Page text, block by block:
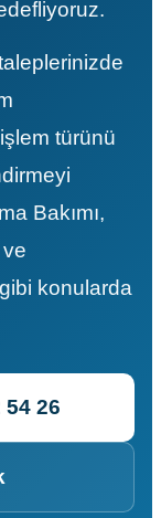
türünü
Bakımı,
konularda
54 26